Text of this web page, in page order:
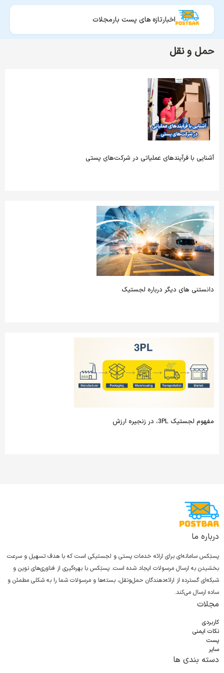
اخبارتازه های پست بارمجلات
حمل و نقل
آشنایی با فرآیندهای عملیاتی در شرکت‌های پستی
دانستنی های دیگر درباره لجستیک
مفهوم لجستیک 3PL، در زنجیره ارزش
درباره ما
پستِکس سامانه‌ای برای ارائه خدمات پستی و لجستیکی است که با هدف تسهیل و سرعت
بخشیدن به ارسال مرسولات ایجاد شده است. پستِکس با بهره‌گیری از فناوری‌های نوین و
شبکه‌ای گسترده از ارائه‌دهندگان حمل‌ونقل، بسته‌ها و مرسولات شما را به شکلی مطمئن و
ساده ارسال می‌کند.
مجلات
کاربردی
نکات ایمنی
پست
سایر
دسته بندی ها